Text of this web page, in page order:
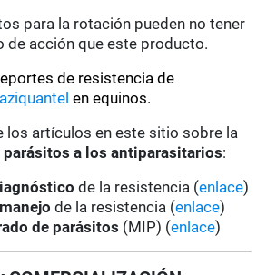
para la rotación pueden no tener
de acción que este producto.
de resistencia de
en equinos.
los artículos en este sitio sobre la
a los antiparasitarios:
de la resistencia (enlace)
de la resistencia (enlace)
de parásitos (MIP) (enlace)